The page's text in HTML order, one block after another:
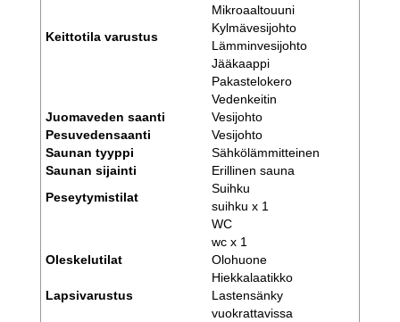
Keittotila varustus
Mikroaaltouuni
Kylmävesijohto
Lämminvesijohto
Jääkaappi
Pakastelokero
Vedenkeitin
Juomaveden saanti
Vesijohto
Pesuvedensaanti
Vesijohto
Saunan tyyppi
Sähkölämmitteinen
Saunan sijainti
Erillinen sauna
Peseytymistilat
Suihku
suihku x 1
WC
wc x 1
Oleskelutilat
Olohuone
Lapsivarustus
Hiekkalaatikko
Lastensänky
vuokrattavissa